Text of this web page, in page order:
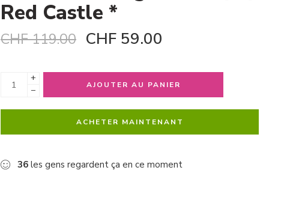
Red Castle *
CHF119.00 CHF 59.00
+
−
AJOUTER AU PANIER
ACHETER MAINTENANT
36 les gens regardent ça en ce moment